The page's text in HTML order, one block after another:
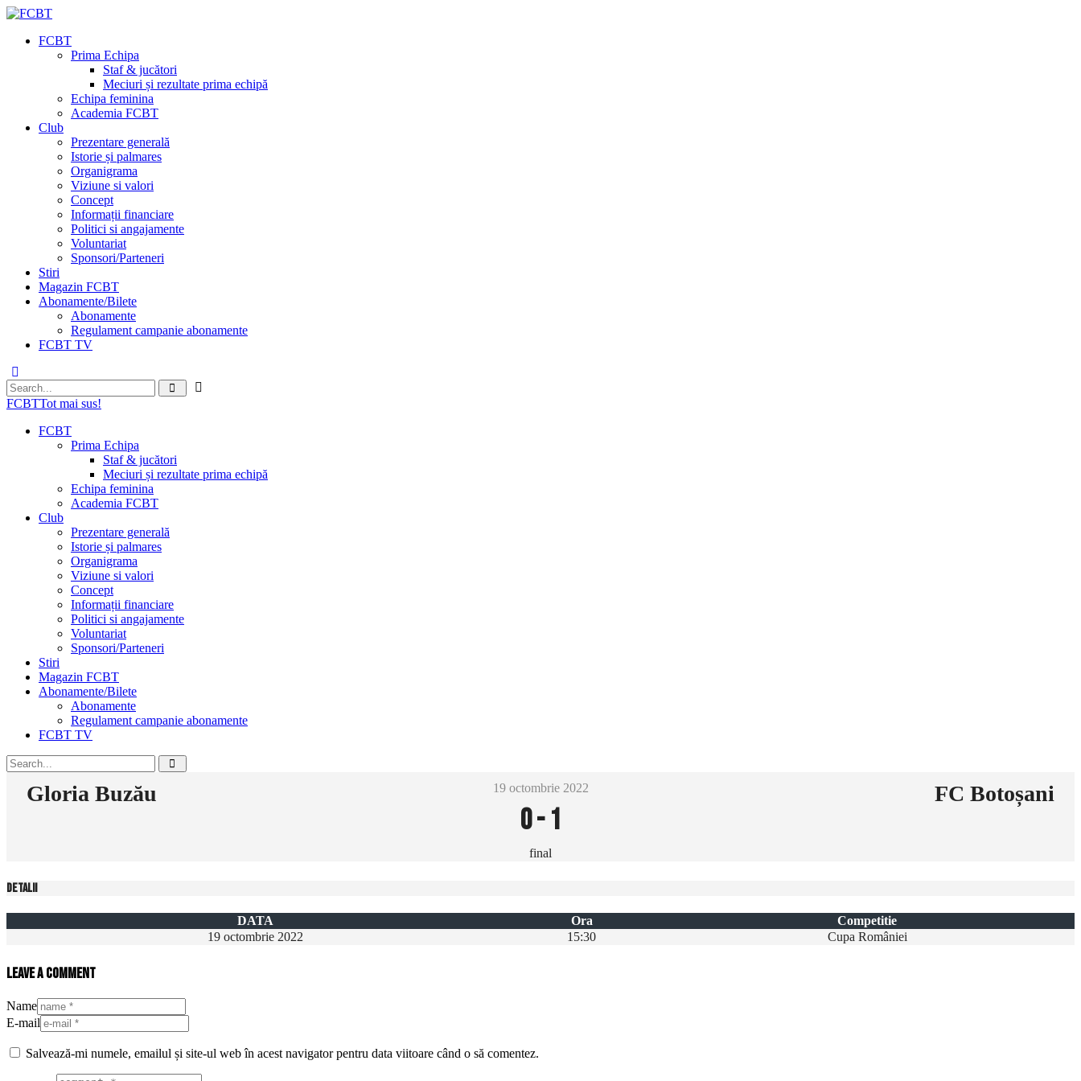
FCBT
Prima Echipa
Staf & jucători
Meciuri și rezultate prima echipă
Echipa feminina
Academia FCBT
Club
Prezentare generală
Istorie și palmares
Organigrama
Viziune si valori
Concept
Informații financiare
Politici si angajamente
Voluntariat
Sponsori/Parteneri
Stiri
Magazin FCBT
Abonamente/Bilete
Abonamente
Regulament campanie abonamente
FCBT TV
FCBTTot mai sus!
FCBT
Prima Echipa
Staf & jucători
Meciuri și rezultate prima echipă
Echipa feminina
Academia FCBT
Club
Prezentare generală
Istorie și palmares
Organigrama
Viziune si valori
Concept
Informații financiare
Politici si angajamente
Voluntariat
Sponsori/Parteneri
Stiri
Magazin FCBT
Abonamente/Bilete
Abonamente
Regulament campanie abonamente
FCBT TV
Gloria Buzău FC Botoșani
19 octombrie 2022
0-1
final
Detalii
DATA Ora
Competitie
19 octombrie 2022
15:30 Cupa României
Leave a comment
Name
E-mail
Salvează-mi numele, emailul și site-ul web în acest navigator pentru data viitoare când o să comentez.